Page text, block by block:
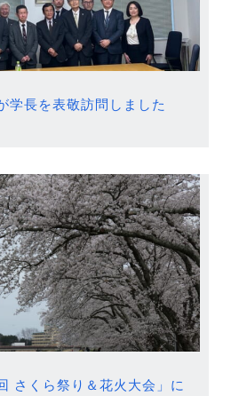
学長を表敬訪問しました
さくら祭り＆花火大会」に